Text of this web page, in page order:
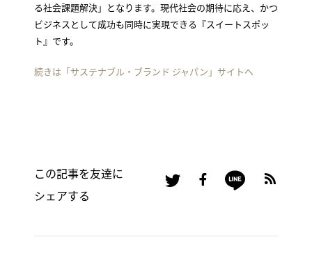
る社会課題解決」となります。現代社会の期待に応え、かつ
ビジネスとして成功も同時に実現できる『スイートスポッ
ト』です。
続きは「サステナブル・ブランド ジャパン」サイトへ
この記事を友達に
シェアする